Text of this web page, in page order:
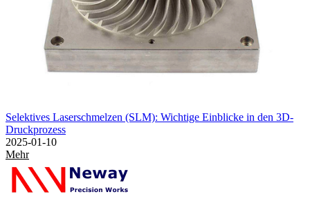
Selektives Laserschmelzen (SLM): Wichtige Einblicke in den 3D-
Druckprozess
2025-01-10
Mehr